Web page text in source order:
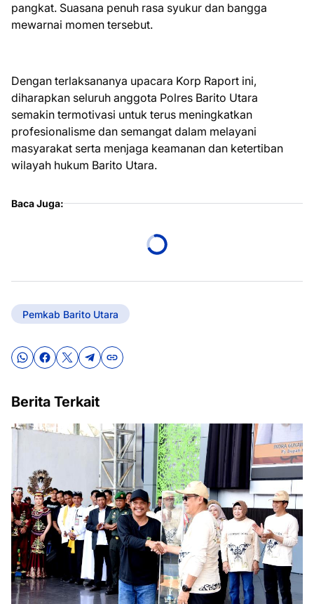
pangkat. Suasana penuh rasa syukur dan bangga
mewarnai momen tersebut.
Dengan terlaksananya upacara Korp Raport ini,
diharapkan seluruh anggota Polres Barito Utara
semakin termotivasi untuk terus meningkatkan
profesionalisme dan semangat dalam melayani
masyarakat serta menjaga keamanan dan ketertiban
wilayah hukum Barito Utara.
Baca Juga:
Pemkab Barito Utara
Berita Terkait